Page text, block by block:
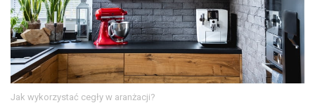
Jak wykorzystać cegły w aranżacji?